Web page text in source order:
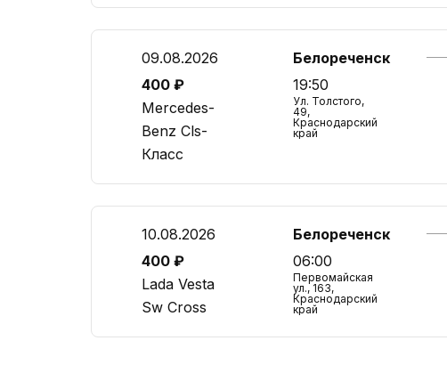
09.08.2026
400 ₽
Mercedes-
Benz Cls-
Класс
Белореченск
19:50
Ул. Толстого,
49,
Краснодарский
край
10.08.2026
400 ₽
Lada Vesta
Sw Cross
Белореченск
06:00
Первомайская
ул., 163,
Краснодарский
край